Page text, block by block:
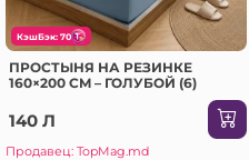
КэшБэк: 70
ПРОСТЫНЯ НА РЕЗИНКЕ
160×200 CM – ГОЛУБОЙ (6)
140 Л
Продавец: TopMag.md